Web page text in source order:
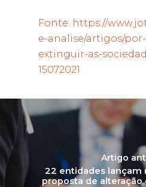
Fonte: https://
e-analise/artigos/
extinguir-as-
15072021
Artigo
22 entidades lançam
proposta de alteração